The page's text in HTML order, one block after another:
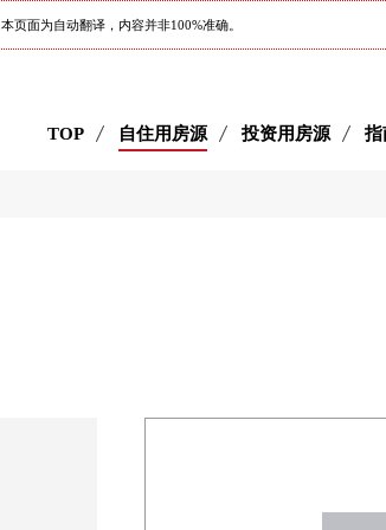
本页面为自动翻译，内容并非100%准确。
TOP 自住用房源 投资用房源 指